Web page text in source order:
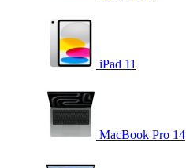
iPad 11
MacBook Pro 14